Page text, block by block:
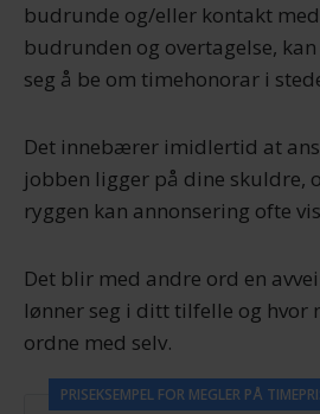
budrunde og/eller kontakt
budrunden og overtagelse,
seg å be om timehonorar i
Det innebærer imidlertid at
jobben ligger på dine skuldre,
ryggen kan annonsering ofte
Det blir med andre ord en
lønner seg i ditt tilfelle og hvor
ordne med selv.
PRISEKSEMPEL FOR MEGLER PÅ